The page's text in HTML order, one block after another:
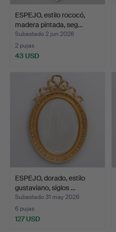
ESPEJO, estilo rococó,
madera pintada, seg…
Subastado 2 jun 2026
2 pujas
43 USD
ESPEJO, dorado, estilo
gustaviano, siglos …
Subastado 31 may 2026
6 pujas
127 USD